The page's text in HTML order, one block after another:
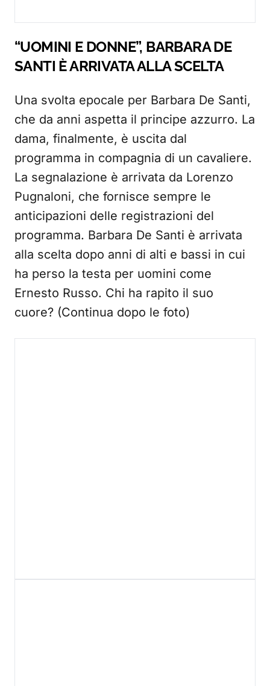
“UOMINI E DONNE”, BARBARA DE
SANTI È ARRIVATA ALLA SCELTA
Una svolta epocale per Barbara De Santi,
che da anni aspetta il principe azzurro. La
dama, finalmente, è uscita dal
programma in compagnia di un cavaliere.
La segnalazione è arrivata da Lorenzo
Pugnaloni, che fornisce sempre le
anticipazioni delle registrazioni del
programma. Barbara De Santi è arrivata
alla scelta dopo anni di alti e bassi in cui
ha perso la testa per uomini come
Ernesto Russo. Chi ha rapito il suo
cuore? (Continua dopo le foto)